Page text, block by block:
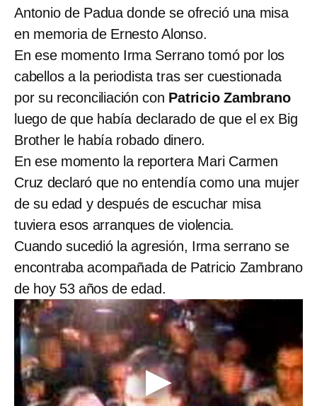
Antonio de Padua donde se ofreció una misa
en memoria de Ernesto Alonso.
En ese momento Irma Serrano tomó por los
cabellos a la periodista tras ser cuestionada
por su reconciliación con Patricio Zambrano
luego de que había declarado de que el ex Big
Brother le había robado dinero.
En ese momento la reportera Mari Carmen
Cruz declaró que no entendía como una mujer
de su edad y después de escuchar misa
tuviera esos arranques de violencia.
Cuando sucedió la agresión, Irma serrano se
encontraba acompañada de Patricio Zambrano
de hoy 53 años de edad.